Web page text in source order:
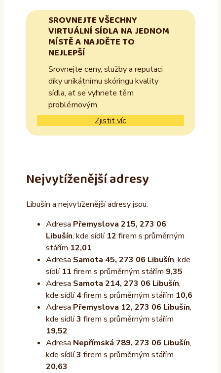
SROVNEJTE VŠECHNY
VIRTUÁLNÍ SÍDLA NA JEDNOM
MÍSTĚ A NAJDĚTE TO
NEJLEPŠÍ
Srovnejte ceny, služby a reputaci
díky unikátnímu skóringu kvality
sídla, ať se vyhnete těm
problémovým.
Zjistit víc
Nejvytíženější adresy
Libušín a nejvytíženější adresy jsou:
Adresa Přemyslova 215, 273 06
Libušín, kde sídlí 12 firem s průměrným
stářím 12,01
Adresa Samota 45, 273 06 Libušín, kde
sídlí 11 firem s průměrným stářím 9,35
Adresa Samota 214, 273 06 Libušín,
kde sídlí4firem s průměrným stářím 10,6
Adresa Přemyslova 12, 273 06 Libušín,
kde sídlí3 firem s průměrným stářím
19,52
Adresa Nepřímská 789, 273 06 Libušín,
kde sídlí3 firem s průměrným stářím
20,63